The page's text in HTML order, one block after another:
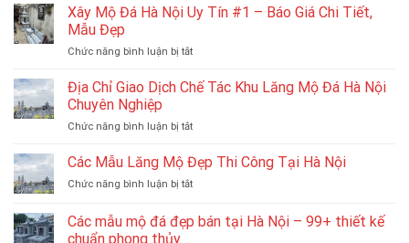
Bia
Đá
Thư,
Tự
Thanh
Granite
Theo
Xây Mộ Đá Hà Nội Uy Tín #1 – Báo Giá Chi Tiết,
Mẫu Đẹp
Chức năng bình luận bị tắtở
Mộ
Nội
Tín
–
Giá
Địa Chỉ Giao Dịch Chế Tác Khu Lăng Mộ Đá Hà Nội
Chuyên Nghiệp
Chức năng bình luận bị tắtở
Chỉ
Giao
Dịch
Tác
Các Mẫu Lăng Mộ Đẹp Thi Công Tại Hà Nội
Chức năng bình luận bị tắtở
Mẫu
Lăng
Các mẫu mộ đá đẹp bán tại Hà Nội – 99+ thiết kế
chuẩn phong thủy